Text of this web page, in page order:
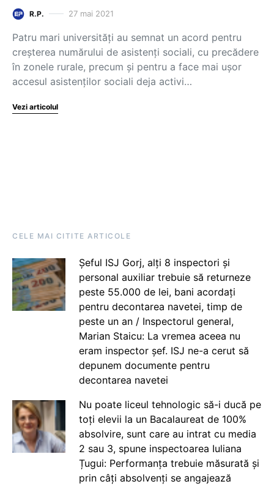
R.P. 27 mai 2021
Patru mari universități au semnat un acord pentru
creșterea numărului de asistenți sociali, cu precădere
în zonele rurale, precum și pentru a face mai ușor
accesul asistenților sociali deja activi…
Vezi articolul
CELE MAI CITITE ARTICOLE
Șeful ISJ Gorj, alți 8 inspectori și
personal auxiliar trebuie să returneze
peste 55.000 de lei, bani acordați
pentru decontarea navetei, timp de
peste un an / Inspectorul general,
Marian Staicu: La vremea aceea nu
eram inspector șef. ISJ ne-a cerut să
depunem documente pentru
decontarea navetei
Nu poate liceul tehnologic să-i ducă pe
toți elevii la un Bacalaureat de 100%
absolvire, sunt care au intrat cu media
2 sau 3, spune inspectoarea Iuliana
Țugui: Performanța trebuie măsurată și
prin câți absolvenți se angajează